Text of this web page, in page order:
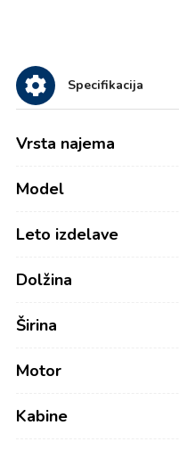
Specifikacija
Vrsta najema
Model
Leto izdelave
Dolžina
Širina
Motor
Kabine